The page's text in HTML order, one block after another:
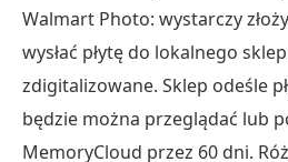
Walmart Photo: wystarczy
wysłać płytę do lokalnego
zdigitalizowane. Sklep odeśle
będzie można przeglądać lub
MemoryCloud przez 60 dni.